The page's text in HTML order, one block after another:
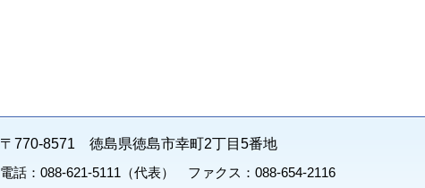
〒770-8571 徳島県徳島市幸町2丁目5番地
電話：088-621-5111（代表） ファクス：088-654-2116